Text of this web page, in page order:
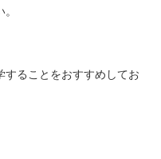
することをおすすめしてお